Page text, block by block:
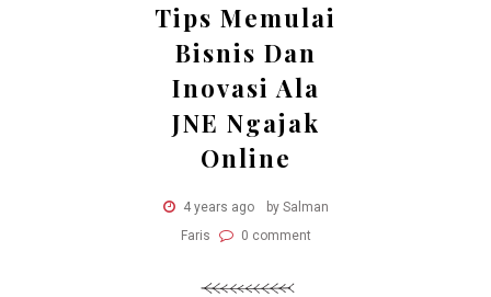
Tips Memulai
Bisnis Dan
Inovasi Ala
JNE Ngajak
Online
4 years ago
by Salman
Faris
0 comment